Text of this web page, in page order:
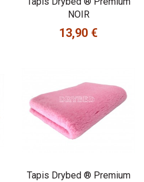
NOIR
Prix
13,90 €
Tapis Drybed ® Premium